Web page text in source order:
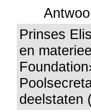
Prinses
en
deelstaten